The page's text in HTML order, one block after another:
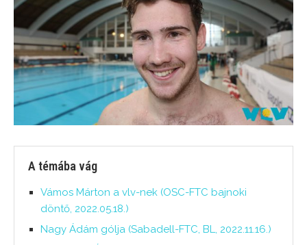
A témába vág
Vámos Márton a vlv-nek (OSC-FTC bajnoki
döntő, 2022.05.18.)
Nagy Ádám gólja (Sabadell-FTC, BL, 2022.11.16.)